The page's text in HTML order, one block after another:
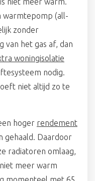
warmtepomp (all-
zonder
van het gas af, dan
woningisolatie
nodig.
niet altijd zo te
hoger rendement
gehaald. Daardoor
radiatoren omlaag,
meer warm